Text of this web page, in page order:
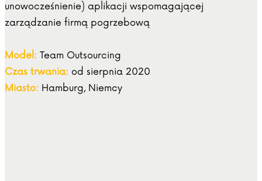
unowocześnienie) aplikacji wspomagającej
zarządzanie firmą pogrzebową
Model: Team Outsourcing
Czas trwania: od sierpnia 2020
Miasto: Hamburg, Niemcy